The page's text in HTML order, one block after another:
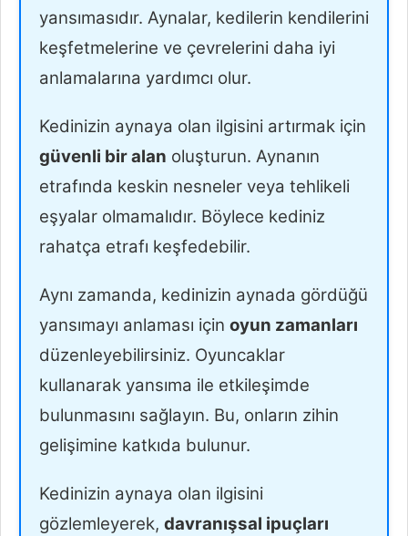
yansımasıdır. Aynalar, kedilerin kendilerini
keşfetmelerine ve çevrelerini daha iyi
anlamalarına yardımcı olur.
Kedinizin aynaya olan ilgisini artırmak için
güvenli bir alan oluşturun. Aynanın
etrafında keskin nesneler veya tehlikeli
eşyalar olmamalıdır. Böylece kediniz
rahatça etrafı keşfedebilir.
Aynı zamanda, kedinizin aynada gördüğü
yansımayı anlaması için oyun zamanları
düzenleyebilirsiniz. Oyuncaklar
kullanarak yansıma ile etkileşimde
bulunmasını sağlayın. Bu, onların zihin
gelişimine katkıda bulunur.
Kedinizin aynaya olan ilgisini
gözlemleyerek, davranışsal ipuçları